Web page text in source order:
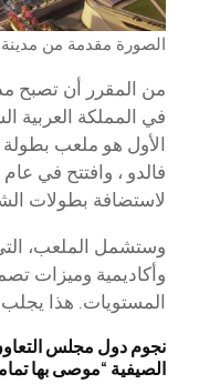
الصورة مقدمة من مدينة
من المقرر أن تصبح
في المملكة العربية
لاستضافة بطولات
وستشمل الملعب،
وأكاديمية وميزات
المستويات. هذا
نجوم دول مجلس
الصيفية “موصى بها